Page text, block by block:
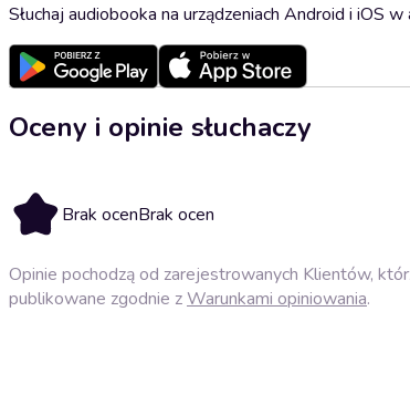
Słuchaj audiobooka na urządzeniach Android i iOS
Oceny i opinie słuchaczy
Brak ocenBrak ocen
Opinie pochodzą od zarejestrowanych Klientów,
publikowane zgodnie zWarunkami opiniowania.